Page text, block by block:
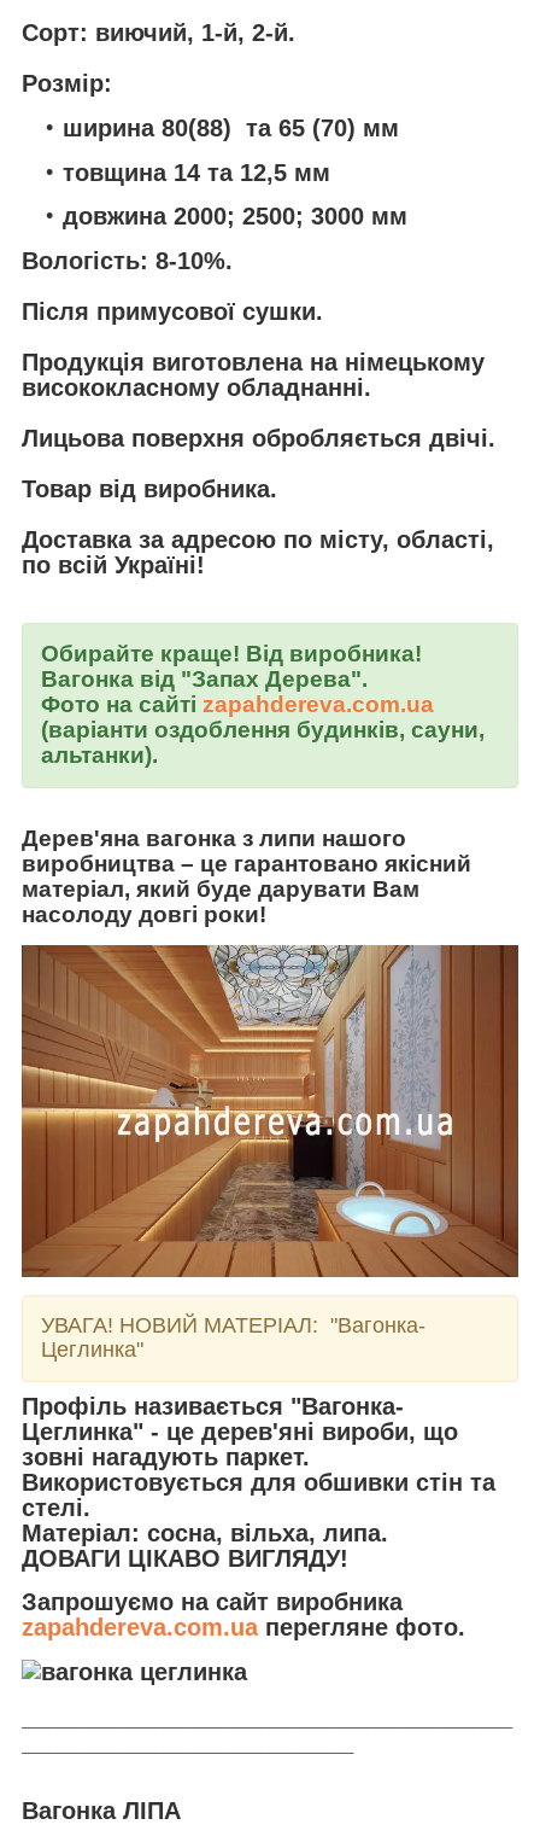
Сорт: виючий, 1-й, 2-й.
Розмір:
ширина 80(88) та 65 (70) мм
товщина 14 та 12,5 мм
довжина 2000; 2500; 3000 мм
Вологість: 8-10%.
Після примусової сушки.
Продукція виготовлена ​​на німецькому
висококласному обладнанні.
Лицьова поверхня обробляється двічі.
Товар від виробника.
Доставка за адресою по місту, області,
по всій Україні!
Обирайте краще! Від виробника!
Вагонка від "Запах Дерева".
Фото на сайті zapahdereva.com.ua
(варіанти оздоблення будинків, сауни,
альтанки).
Дерев'яна вагонка з липи нашого
виробництва – це гарантовано якісний
матеріал, який буде дарувати Вам
насолоду довгі роки!
УВАГА! НОВИЙ МАТЕРІАЛ: "Вагонка-
Цеглинка"
Профіль називається "Вагонка-
Цеглинка" - це дерев'яні вироби, що
зовні нагадують паркет.
Використовується для обшивки стін та
стелі.
Матеріал: сосна, вільха, липа.
ДОВАГИ ЦІКАВО ВИГЛЯДУ!
Запрошуємо на сайт виробника
zapahdereva.com.ua перегляне фото.
Вагонка ЛІПА